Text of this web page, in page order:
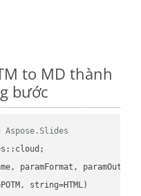
to MD thành
bước
Aspose.Slides
paramFormat,